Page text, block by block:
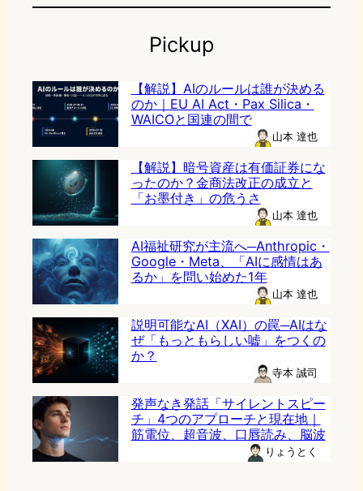
Pickup
【解説】AIのルールは誰が決める
のか｜EU AI Act・Pax Silica・
WAICOと国連の間で
山本 達也
【解説】暗号資産は有価証券にな
ったのか？金商法改正の成立と
「お墨付き」の危うさ
山本 達也
AI福祉研究が主流へ─Anthropic・
Google・Meta、「AIに感情はあ
るか」を問い始めた1年
山本 達也
説明可能なAI（XAI）の罠─AIはな
ぜ「もっともらしい嘘」をつくの
か？
寺本 誠司
発声なき発話「サイレントスピー
チ」4つのアプローチと現在地｜
筋電位、超音波、口唇読み、脳波
りょうとく